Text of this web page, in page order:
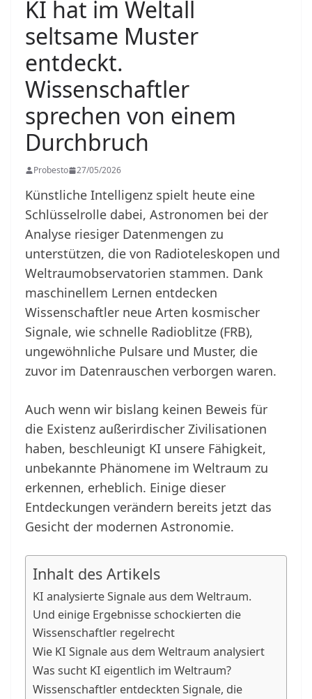
KI hat im Weltall
seltsame Muster
entdeckt.
Wissenschaftler
sprechen von einem
Durchbruch
Probesto 27/05/2026
Künstliche Intelligenz spielt heute eine
Schlüsselrolle dabei, Astronomen bei der
Analyse riesiger Datenmengen zu
unterstützen, die von Radioteleskopen und
Weltraumobservatorien stammen. Dank
maschinellem Lernen entdecken
Wissenschaftler neue Arten kosmischer
Signale, wie schnelle Radioblitze (FRB),
ungewöhnliche Pulsare und Muster, die
zuvor im Datenrauschen verborgen waren.
Auch wenn wir bislang keinen Beweis für
die Existenz außerirdischer Zivilisationen
haben, beschleunigt KI unsere Fähigkeit,
unbekannte Phänomene im Weltraum zu
erkennen, erheblich. Einige dieser
Entdeckungen verändern bereits jetzt das
Gesicht der modernen Astronomie.
Inhalt des Artikels
KI analysierte Signale aus dem Weltraum.
Und einige Ergebnisse schockierten die
Wissenschaftler regelrecht
Wie KI Signale aus dem Weltraum analysiert
Was sucht KI eigentlich im Weltraum?
Wissenschaftler entdeckten Signale, die